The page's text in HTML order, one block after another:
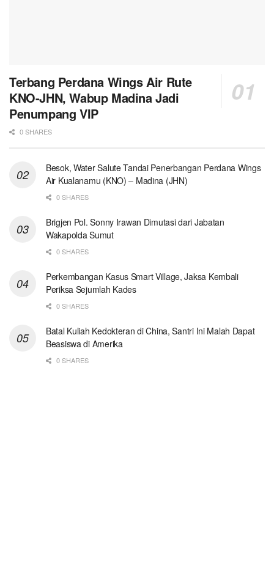
Terbang Perdana Wings Air Rute
KNO-JHN, Wabup Madina Jadi
Penumpang VIP
0 SHARES
Besok, Water Salute Tandai Penerbangan Perdana Wings
Air Kualanamu (KNO) – Madina (JHN)
0 SHARES
Brigjen Pol. Sonny Irawan Dimutasi dari Jabatan
Wakapolda Sumut
0 SHARES
Perkembangan Kasus Smart Village, Jaksa Kembali
Periksa Sejumlah Kades
0 SHARES
Batal Kuliah Kedokteran di China, Santri Ini Malah Dapat
Beasiswa di Amerika
0 SHARES